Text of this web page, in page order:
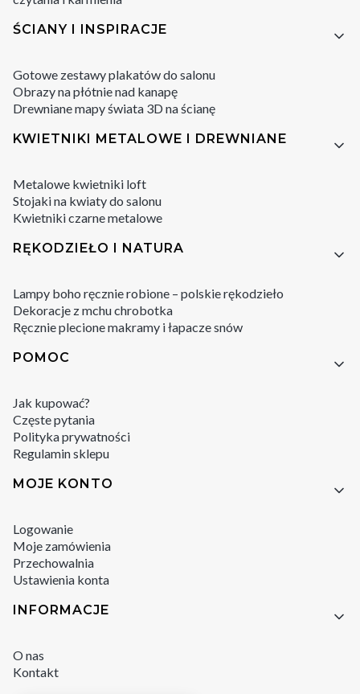
ŚCIANY I INSPIRACJE
Gotowe zestawy plakatów do salonu
Obrazy na płótnie nad kanapę
Drewniane mapy świata 3D na ścianę
KWIETNIKI METALOWE I DREWNIANE
Metalowe kwietniki loft
Stojaki na kwiaty do salonu
Kwietniki czarne metalowe
RĘKODZIEŁO I NATURA
Lampy boho ręcznie robione – polskie rękodzieło
Dekoracje z mchu chrobotka
Ręcznie plecione makramy i łapacze snów
POMOC
Jak kupować?
Częste pytania
Polityka prywatności
Regulamin sklepu
MOJE KONTO
Logowanie
Moje zamówienia
Przechowalnia
Ustawienia konta
INFORMACJE
O nas
Kontakt